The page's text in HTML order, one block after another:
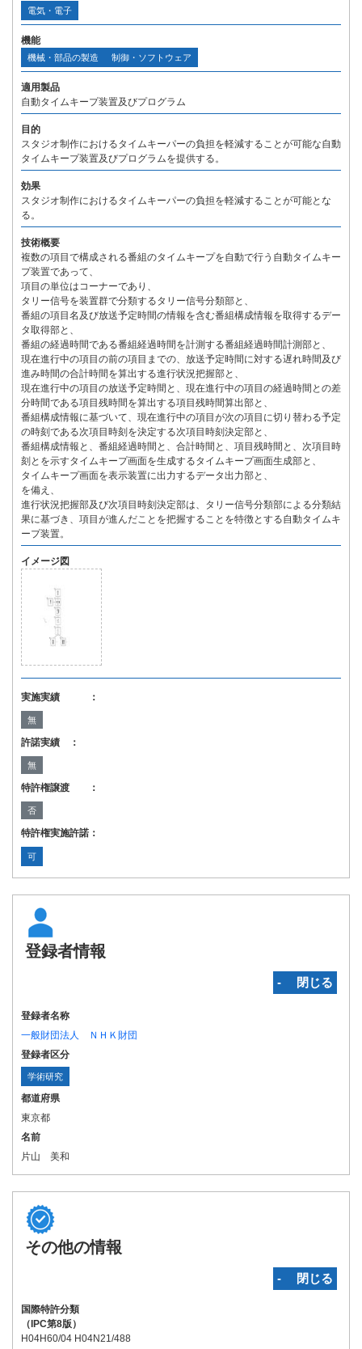
電気・電子
機能
機械・部品の製造 制御・ソフトウェア
適用製品
自動タイムキープ装置及びプログラム
目的
スタジオ制作におけるタイムキーパーの負担を軽減することが可能な自動
タイムキープ装置及びプログラムを提供する。
効果
スタジオ制作におけるタイムキーパーの負担を軽減することが可能とな
る。
技術概要
複数の項目で構成される番組のタイムキープを自動で行う自動タイムキー
プ装置であって、
項目の単位はコーナーであり、
タリー信号を装置群で分類するタリー信号分類部と、
番組の項目名及び放送予定時間の情報を含む番組構成情報を取得するデー
タ取得部と、
番組の経過時間である番組経過時間を計測する番組経過時間計測部と、
現在進行中の項目の前の項目までの、放送予定時間に対する遅れ時間及び
進み時間の合計時間を算出する進行状況把握部と、
現在進行中の項目の放送予定時間と、現在進行中の項目の経過時間との差
分時間である項目残時間を算出する項目残時間算出部と、
番組構成情報に基づいて、現在進行中の項目が次の項目に切り替わる予定
の時刻である次項目時刻を決定する次項目時刻決定部と、
番組構成情報と、番組経過時間と、合計時間と、項目残時間と、次項目時
刻とを示すタイムキープ画面を生成するタイムキープ画面生成部と、
タイムキープ画面を表示装置に出力するデータ出力部と、
を備え、
進行状況把握部及び次項目時刻決定部は、タリー信号分類部による分類結
果に基づき、項目が進んだことを把握することを特徴とする自動タイムキ
ープ装置。
イメージ図
実施実績 ：
無
許諾実績 ：
無
特許権譲渡 ：
否
特許権実施許諾：
可
登録者情報
‐ 閉じる
登録者名称
一般財団法人 ＮＨＫ財団
登録者区分
学術研究
都道府県
東京都
名前
片山 美和
その他の情報
‐ 閉じる
国際特許分類
（IPC第8版）
H04H60/04 H04N21/488